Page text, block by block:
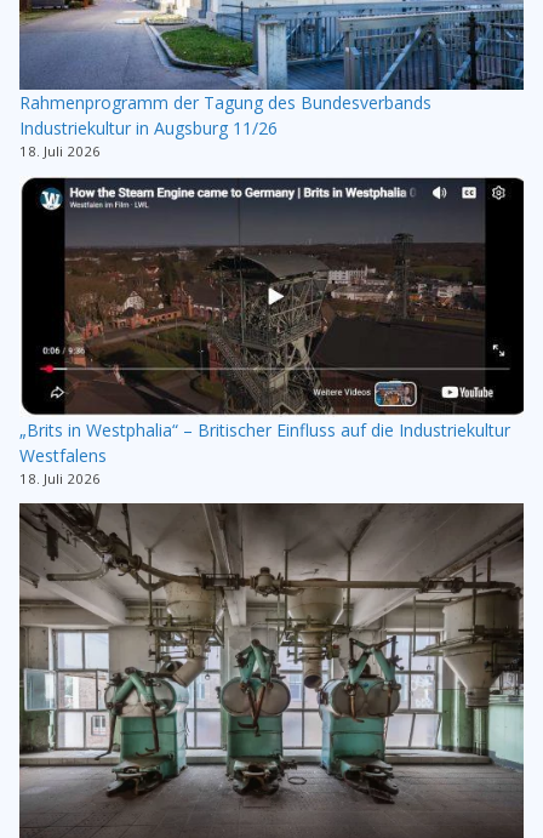
Rahmenprogramm der Tagung des Bundesverbands
Industriekultur in Augsburg 11/26
18. Juli 2026
„Brits in Westphalia“ – Britischer Einfluss auf die Industriekultur
Westfalens
18. Juli 2026